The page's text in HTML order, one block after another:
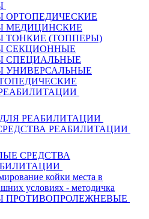
ОРТОПЕДИЧЕСКИЕ
МЕДИЦИНСКИЕ
ТОНКИЕ (ТОППЕРЫ)
СЕКЦИОННЫЕ
СПЕЦИАЛЬНЫЕ
УНИВЕРСАЛЬНЫЕ
РЕАБИЛИТАЦИИ
РЕАБИЛИТАЦИИ
СРЕДСТВА
койки места в
условиях - методичка
ПРОТИВОПРОЛЕЖНЕВЫЕ